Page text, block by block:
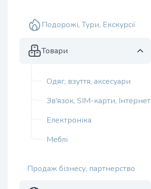
Подорожі, Тури, Екскурсії
Товари
Одяг, взуття, аксесуари
Зв'язок, SIM-карти, Інтернет
Електроніка
Меблі
Продаж бізнесу, партнерство